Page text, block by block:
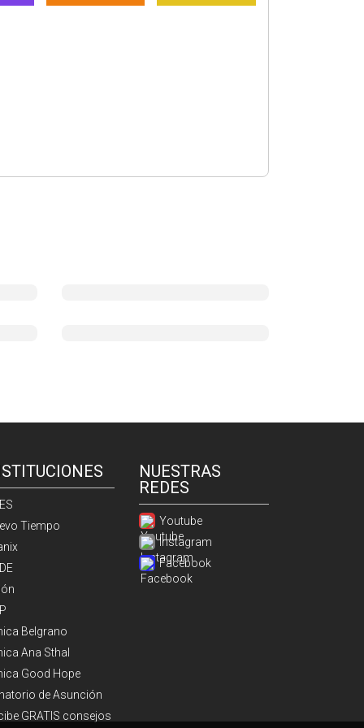
Tiempo
Belgrano
Ana Sthal
Good Hope
de Asunción
GRATIS consejos
NUESTRAS
REDES
Youtube
Instagram
Facebook